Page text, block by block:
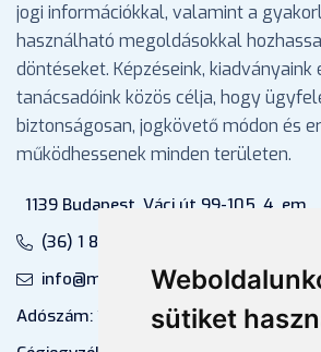
sütiket
jogi információkkal, valamint a
használható megoldásokkal
döntéseket. Képzéseink, kiadványaink
tanácsadóink közös célja, hogy
biztonságosan, jogkövető módon és
működhessenek minden területen.
1139 Budapest, Váci út 99-105. 4. em.
(36) 1 880 76 00
info@mprx.hu
Adószám: 13598145-2-41